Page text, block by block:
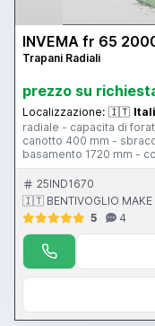
INVEMA fr 65
Trapani Radiali
prezzo su
Localizzazione: 🇮🇹
radiale - capacita di
canotto 400 mm -
basamento 1720 mm -
centralizzati - potenza
rpm25IND1670
🇮🇹 BENTIVOGLIO MAKE
5
4